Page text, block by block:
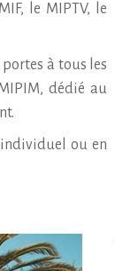
le MIPTV, le
portes à tous les
dédié au
ou en